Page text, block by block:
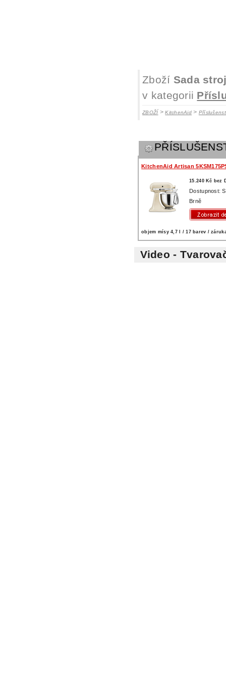
Zboží Sada
v kategorii
ZBOŽÍ>KitchenAid >
KitchenAid Artisan
15.240 Kč bez
Dostupnost:
Brně
objem mísy 4,7 l / 17 barev /
Video -